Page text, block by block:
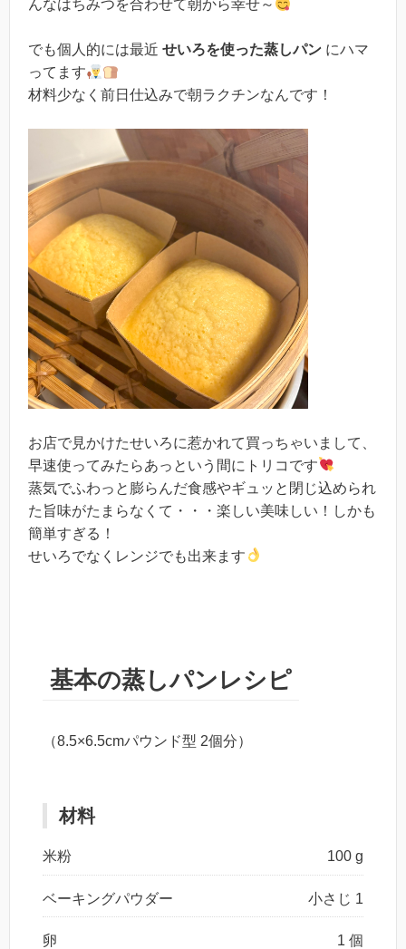
んなはちみつを合わせて朝から幸せ～
でも個人的には最近 せいろを使った蒸しパン にハマ
ってます
材料少なく前日仕込みで朝ラクチンなんです！
お店で見かけたせいろに惹かれて買っちゃいまして、
早速使ってみたらあっという間にトリコです
蒸気でふわっと膨らんだ食感やギュッと閉じ込められ
た旨味がたまらなくて・・・楽しい美味しい！しかも
簡単すぎる！
せいろでなくレンジでも出来ます
基本の蒸しパンレシピ
（8.5×6.5cmパウンド型 2個分）
材料
米粉 100 g
ベーキングパウダー 小さじ 1
卵 1 個